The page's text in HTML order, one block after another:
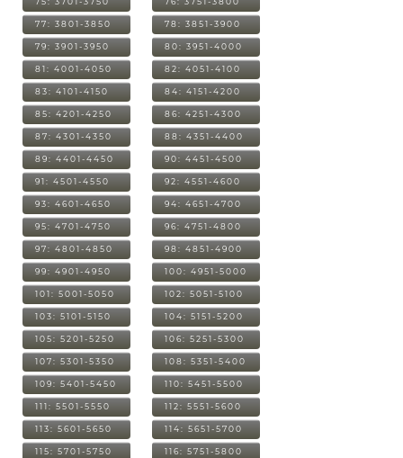
77: 3801-3850 78: 3851-3900
79: 3901-3950 80: 3951-4000
81: 4001-4050 82: 4051-4100
83: 4101-4150 84: 4151-4200
85: 4201-4250 86: 4251-4300
87: 4301-4350 88: 4351-4400
89: 4401-4450 90: 4451-4500
91: 4501-4550 92: 4551-4600
93: 4601-4650 94: 4651-4700
95: 4701-4750 96: 4751-4800
97: 4801-4850 98: 4851-4900
99: 4901-4950 100: 4951-5000
101: 5001-5050 102: 5051-5100
103: 5101-5150 104: 5151-5200
105: 5201-5250 106: 5251-5300
107: 5301-5350 108: 5351-5400
109: 5401-5450 110: 5451-5500
111: 5501-5550 112: 5551-5600
113: 5601-5650 114: 5651-5700
115: 5701-5750 116: 5751-5800